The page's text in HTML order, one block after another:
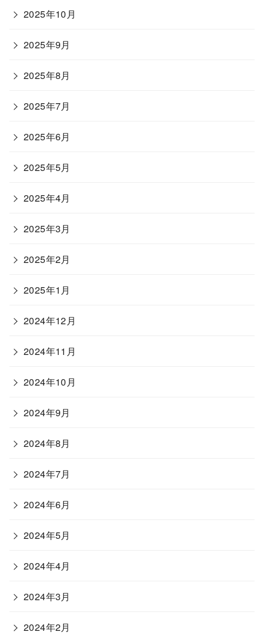
2025年10月
2025年9月
2025年8月
2025年7月
2025年6月
2025年5月
2025年4月
2025年3月
2025年2月
2025年1月
2024年12月
2024年11月
2024年10月
2024年9月
2024年8月
2024年7月
2024年6月
2024年5月
2024年4月
2024年3月
2024年2月